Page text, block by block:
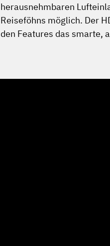
herausnehmbaren
Reiseföhns möglich. Der
den Features das smarte,